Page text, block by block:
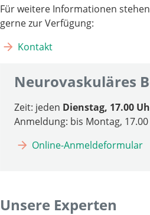
Für weitere Informationen
gerne zur Verfügung:
Kontakt
Neurovaskuläres
Zeit: jeden Dienstag, 17.00
Anmeldung: bis Montag,
Online-Anmeldeformular
Unsere Experten